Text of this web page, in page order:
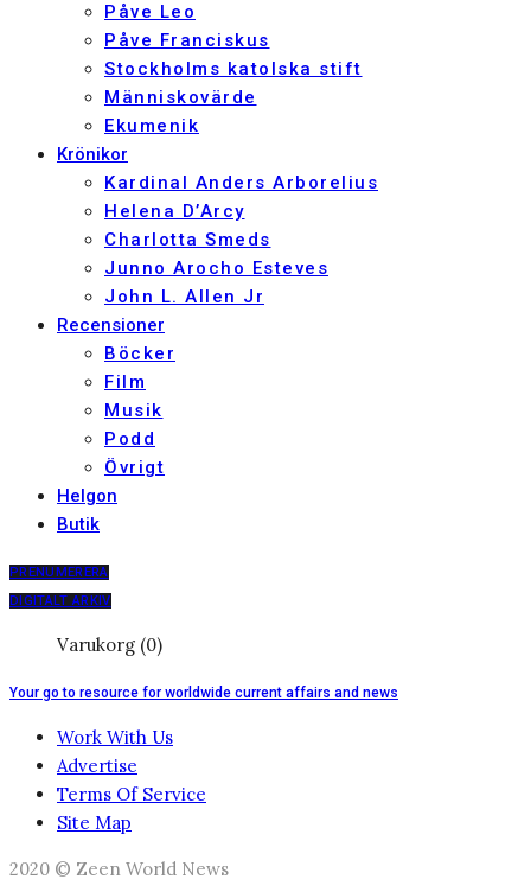
Påve Leo
Påve Franciskus
Stockholms katolska stift
Människovärde
Ekumenik
Krönikor
Kardinal Anders Arborelius
Helena D’Arcy
Charlotta Smeds
Junno Arocho Esteves
John L. Allen Jr
Recensioner
Böcker
Film
Musik
Podd
Övrigt
Helgon
Butik
PRENUMERERA
DIGITALT ARKIV
Varukorg (0)
Your go to resource for worldwide current affairs and news
Work With Us
Advertise
Terms Of Service
Site Map
2020 © Zeen World News